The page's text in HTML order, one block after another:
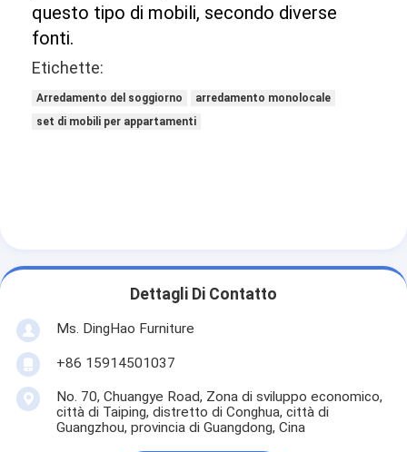
questo tipo di mobili, secondo diverse
fonti.
Etichette:
Arredamento del soggiorno
arredamento monolocale
set di mobili per appartamenti
Dettagli Di Contatto
Ms. DingHao Furniture
+86 15914501037
No. 70, Chuangye Road, Zona di sviluppo economico,
città di Taiping, distretto di Conghua, città di
Guangzhou, provincia di Guangdong, Cina